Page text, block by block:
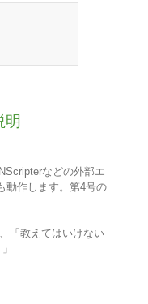
明
などの外部エ
動作します。第4号の
「教えてはいけない